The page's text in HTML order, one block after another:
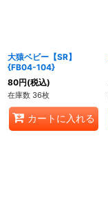
大猿ベビー【SR】
{FB04-104}
80円(税込)
在庫数 36枚
カートに入れる